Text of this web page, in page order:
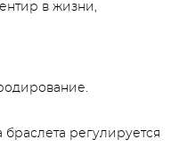
в жизни,
регулируется